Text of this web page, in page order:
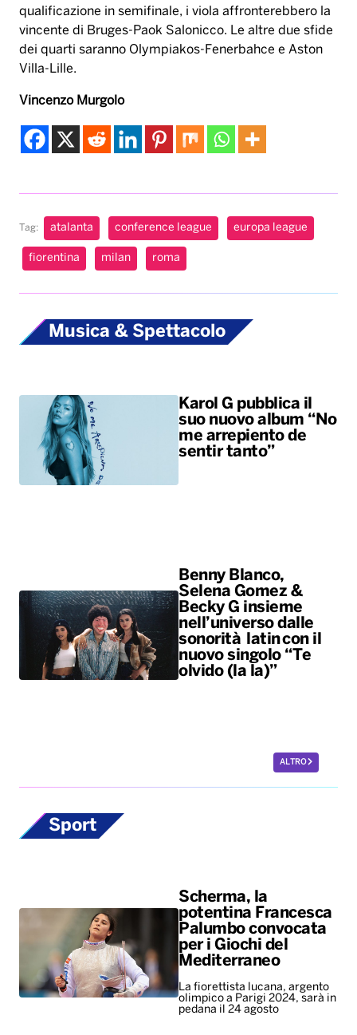
qualificazione in semifinale, i viola affronterebbero la
vincente di Bruges-Paok Salonicco. Le altre due sfide
dei quarti saranno Olympiakos-Fenerbahce e Aston
Villa-Lille.
Vincenzo Murgolo
Tag: atalanta conference league europa league
fiorentina milan roma
Musica & Spettacolo
Karol G pubblica il
suo nuovo album “No
me arrepiento de
sentir tanto”
Benny Blanco,
Selena Gomez &
Becky G insieme
nell’universo dalle
sonorità latin con il
nuovo singolo “Te
olvido (la la)”
ALTRO
Sport
Scherma, la
potentina Francesca
Palumbo convocata
per i Giochi del
Mediterraneo
La fiorettista lucana, argento
olimpico a Parigi 2024, sarà in
pedana il 24 agosto